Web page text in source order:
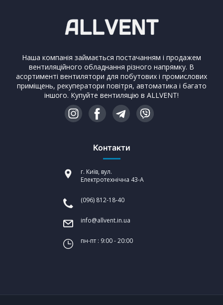
Наша компанія займається постачанням і продажем
вентиляційного обладнання різного напрямку. В
асортименті вентилятори для побутових і промислових
приміщень, рекуператори повітря, автоматика і багато
іншого. Купуйте вентиляцію в ALLVENT!
Контакти
г. Київ, вул.
Електротехнічна 43-А
(096) 812-18-40
info@allvent.in.ua
пн-пт : 9:00 - 20:00